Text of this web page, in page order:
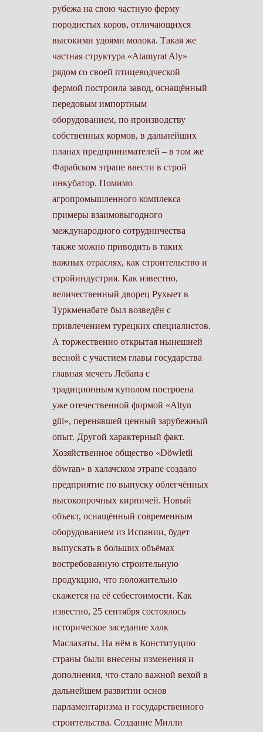
рубежа на свою частную ферму
породистых коров, отличающихся
высокими удоями молока. Такая же
частная структура «Atamyrat Aly»
рядом со своей птицеводческой
фермой построила завод, оснащённый
передовым импортным
оборудованием, по производству
собственных кормов, в дальнейших
планах предпринимателей – в том же
Фарабском этрапе ввести в строй
инкубатор. Помимо
агропромышленного комплекса
примеры взаимовыгодного
международного сотрудничества
также можно приводить в таких
важных отраслях, как строительство и
стройиндустрия. Как известно,
величественный дворец Рухыет в
Туркменабате был возведён с
привлечением турецких специалистов.
А торжественно открытая нынешней
весной с участием главы государства
главная мечеть Лебапа с
традиционным куполом построена
уже отечественной фирмой «Altyn
gül», перенявшей ценный зарубежный
опыт. Другой характерный факт.
Хозяйственное общество «Döwletli
döwran» в халачском этрапе создало
предприятие по выпуску облегчённых
высокопрочных кирпичей. Новый
объект, оснащённый современным
оборудованием из Испании, будет
выпускать в больших объёмах
востребованную строительную
продукцию, что положительно
скажется на её себестоимости. Как
известно, 25 сентября состоялось
историческое заседание халк
Маслахаты. На нём в Конституцию
страны были внесены изменения и
дополнения, что стало важной вехой в
дальнейшем развитии основ
парламентаризма и государственного
строительства. Создание Милли